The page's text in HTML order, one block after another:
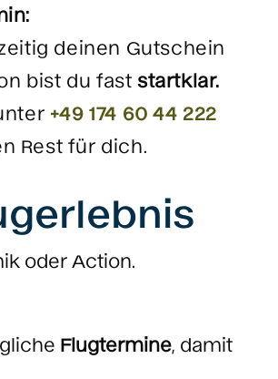
deinen Gutschein
bist du fast startklar.
+49 174 60 44 222
Rest für dich.
oder Action.
Flugtermine, damit